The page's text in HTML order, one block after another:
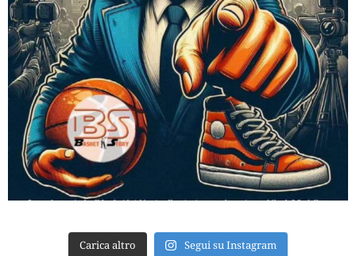
Carica altro Segui su Instagram